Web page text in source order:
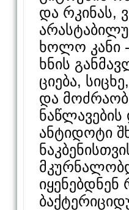
და რკინას,
ხოლო კანი
ხნის
ციება,
და
ანტიდოტი